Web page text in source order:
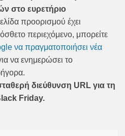
στο ευρετήριο
προορισμού έχει
περιεχόμενο, μπορείτε
να πραγματοποιήσει νέα
να ενημερώσει το
διεύθυνση URL για τη
Friday.